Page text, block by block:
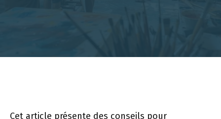
Cet article présente des conseils pour